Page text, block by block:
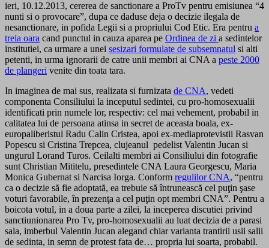
ieri, 10.12.2013, cererea de sanctionare a ProTv pentru emisiunea “4
nunti si o provocare”, dupa ce daduse deja o decizie ilegala de
nesanctionare, in pofida Legii si a propriului Cod Etic. Era pentru a
treia oara cand punctul in cauza aparea pe Ordinea de zi a sedintelor
institutiei, ca urmare a unei sesizari formulate de subsemnatul si alti
petenti, in urma ignorarii de catre unii membri ai CNA a peste 2000
de plangeri venite din toata tara.
In imaginea de mai sus, realizata si furnizata de CNA, vedeti
componenta Consiliului la inceputul sedintei, cu pro-homosexualii
identificati prin numele lor, respectiv: cel mai vehement, probabil in
calitatea lui de persoana atinsa in secret de aceasta boala, ex-
europaliberistul Radu Calin Cristea, apoi ex-mediaprotevistii Rasvan
Popescu si Cristina Trepcea, clujeanul pedelist Valentin Jucan si
ungurul Lorand Turos. Ceilalti membri ai Consiliului din fotografie
sunt Christian Mititelu, presedintele CNA Laura Georgescu, Maria
Monica Gubernat si Narcisa Iorga. Conform regulilor CNA, “pentru
ca o decizie să fie adoptată, ea trebuie să întrunească cel puţin şase
voturi favorabile, în prezenţa a cel puţin opt membri CNA”. Pentru a
boicota votul, in a doua parte a zilei, la inceperea discutiei privind
sanctiunionarea Pro Tv, pro-homosexualii au luat decizia de a parasi
sala, imberbul Valentin Jucan alegand chiar varianta trantirii usii salii
de sedinta, in semn de protest fata de… propria lui soarta, probabil.